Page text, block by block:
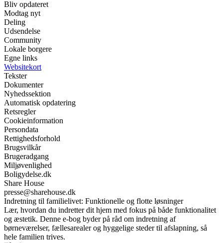
Bliv opdateret
Modtag nyt
Deling
Udsendelse
Community
Lokale borgere
Egne links
Websitekort
Tekster
Dokumenter
Nyhedssektion
Automatisk opdatering
Retsregler
Cookieinformation
Persondata
Rettighedsforhold
Brugsvilkår
Brugeradgang
Miljøvenlighed
Boligydelse.dk
Share House
presse@sharehouse.dk
Indretning til familielivet: Funktionelle og flotte løsninger
Lær, hvordan du indretter dit hjem med fokus på både funktionalitet
og æstetik. Denne e-bog byder på råd om indretning af
børneværelser, fællesarealer og hyggelige steder til afslapning, så
hele familien trives.